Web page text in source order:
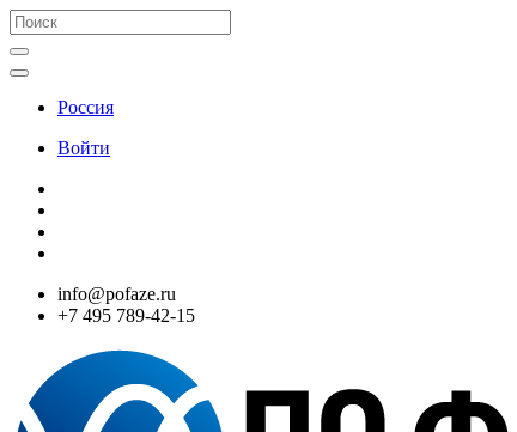
Россия
Войти
info@pofaze.ru
+7 495 789-42-15